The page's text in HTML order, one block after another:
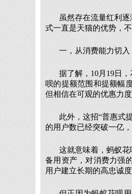
虽然存在流量红利
式一直是天猫的优势，
一，从消费能力切
据了解，10月19日
呗的提额范围和提额幅
但相信在可观的优惠力
此外，这招“普惠式
的用户数已经突破一亿
这就意味着，蚂蚁
备用资产，对消费力强
用户建立长期的高忠诚